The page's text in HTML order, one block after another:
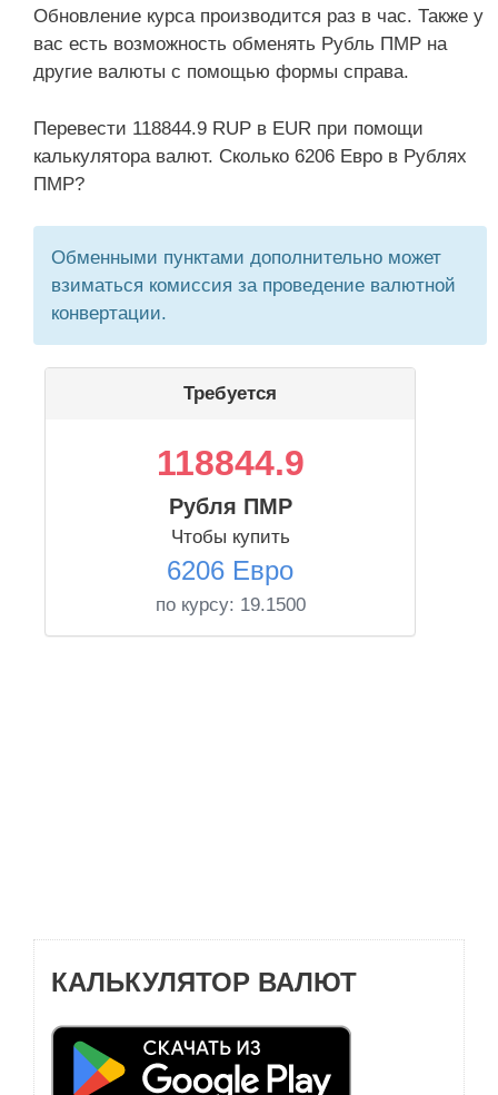
Обновление курса производится раз в час. Также у
вас есть возможность обменять Рубль ПМР на
другие валюты с помощью формы справа.
Перевести 118844.9 RUP в EUR при помощи
калькулятора валют. Сколько 6206 Евро в Рублях
ПМР?
Обменными пунктами дополнительно может
взиматься комиссия за проведение валютной
конвертации.
Требуется
118844.9
Рубля ПМР
Чтобы купить
6206 Евро
по курсу: 19.1500
КАЛЬКУЛЯТОР ВАЛЮТ